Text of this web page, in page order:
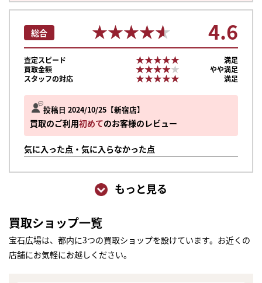
投稿日 2024/10/25 新宿店
買取のご利用初めてのお客様のレビュー
気に入った点・気に入らなかった点
総合 ★★★★★
★★★★★ 4.6
査定スピード ★★★★★
★★★★★
満足
買取金額
★★★★★
★★★★★
やや満足
スタッフの対応
★★★★★
★★★★★ 満足
もっと見る
買取ショップ一覧
宝石広場は、都内に3つの買取ショップを設けています。お近くの
店舗にお気軽にお越しください。